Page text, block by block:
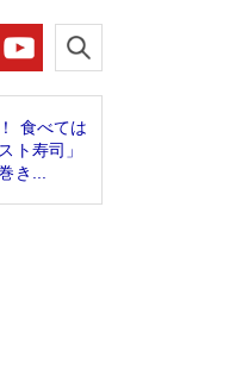
食べては
ト寿司」
き...